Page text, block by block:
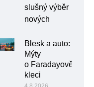
slušný výběr
nových
Blesk a auto:
Mýty
o Faradayově
kleci